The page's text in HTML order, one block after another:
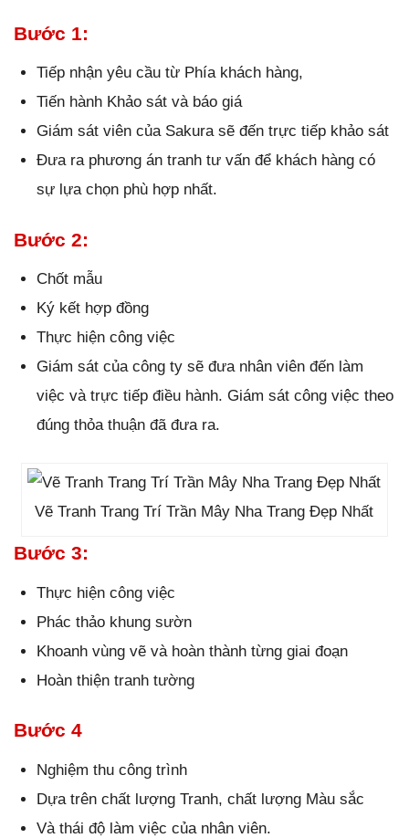
Bước 1:
Tiếp nhận yêu cầu từ Phía khách hàng,
Tiến hành Khảo sát và báo giá
Giám sát viên của Sakura sẽ đến trực tiếp khảo sát
Đưa ra phương án tranh tư vấn để khách hàng có
sự lựa chọn phù hợp nhất.
Bước 2:
Chốt mẫu
Ký kết hợp đồng
Thực hiện công việc
Giám sát của công ty sẽ đưa nhân viên đến làm
việc và trực tiếp điều hành. Giám sát công việc theo
đúng thỏa thuận đã đưa ra.
Vẽ Tranh Trang Trí Trần Mây Nha Trang Đẹp Nhất
Bước 3:
Thực hiện công việc
Phác thảo khung sườn
Khoanh vùng vẽ và hoàn thành từng giai đoạn
Hoàn thiện tranh tường
Bước 4
Nghiệm thu công trình
Dựa trên chất lượng Tranh, chất lượng Màu sắc
Và thái độ làm việc của nhân viên.